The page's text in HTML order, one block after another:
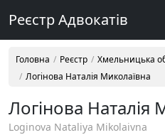
Реєстр Адвокатів
Головна Реєстр Хмельницька
Логінова Наталія Миколаївна
Логінова Наталія
Loginova Nataliya Mikolaivna